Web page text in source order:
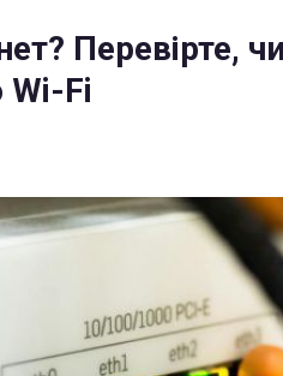
Перевірте,
Wi-Fi